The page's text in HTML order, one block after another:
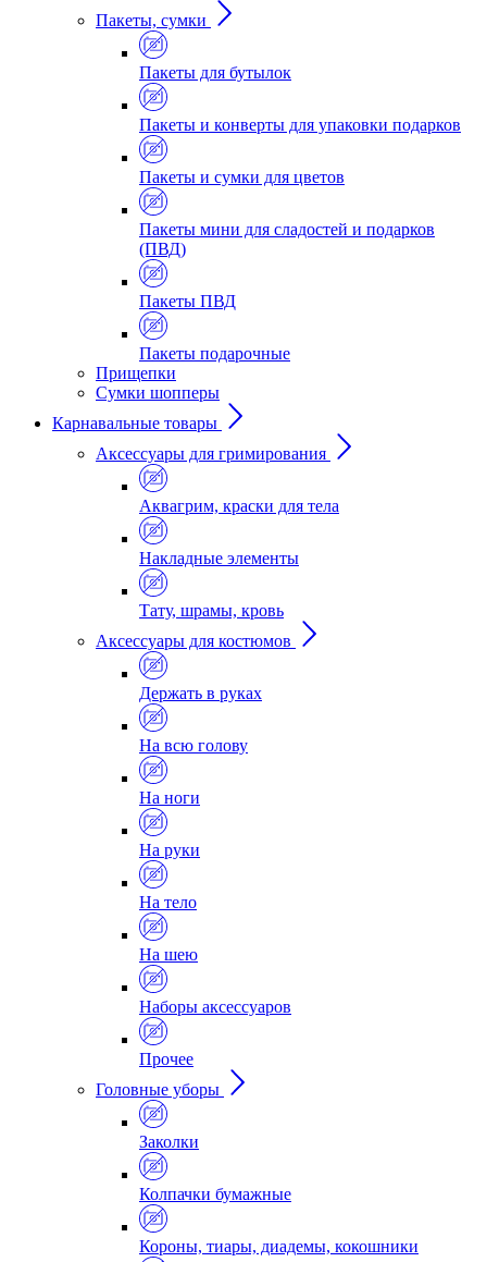
Пакеты, сумки
Пакеты для бутылок
Пакеты и конверты для упаковки подарков
Пакеты и сумки для цветов
Пакеты мини для сладостей и подарков
(ПВД)
Пакеты ПВД
Пакеты подарочные
Прищепки
Сумки шопперы
Карнавальные товары
Аксессуары для гримирования
Аквагрим, краски для тела
Накладные элементы
Тату, шрамы, кровь
Аксессуары для костюмов
Держать в руках
На всю голову
На ноги
На руки
На тело
На шею
Наборы аксессуаров
Прочее
Головные уборы
Заколки
Колпачки бумажные
Короны, тиары, диадемы, кокошники